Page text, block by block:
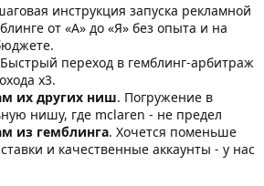
инструкция запуска рекламной
от «А» до «Я» без опыта и на
переход в гемблинг-арбитраж
х3.
их других ниш. Погружение в
нишу, где mclaren - не предел
из гемблинга. Хочется поменьше
и качественные аккаунты - у нас